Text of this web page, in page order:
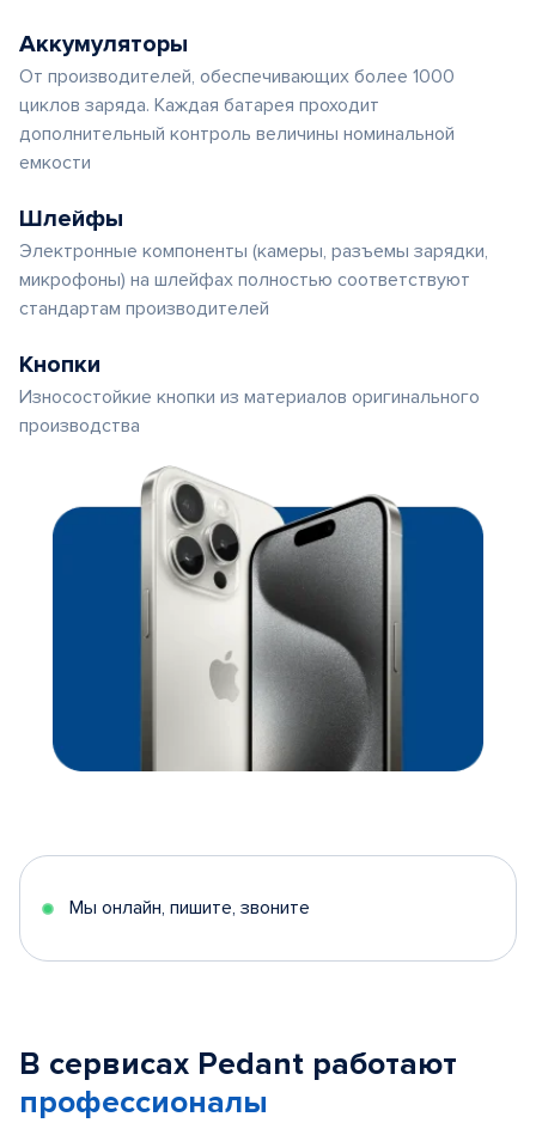
Аккумуляторы
От производителей, обеспечивающих более 1000
циклов заряда. Каждая батарея проходит
дополнительный контроль величины номинальной
емкости
Шлейфы
Электронные компоненты (камеры, разъемы зарядки,
микрофоны) на шлейфах полностью соответствуют
стандартам производителей
Кнопки
Износостойкие кнопки из материалов оригинального
производства
Мы онлайн, пишите, звоните
В сервисах Pedant работают
профессионалы